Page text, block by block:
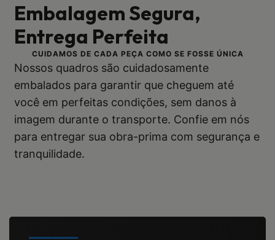
Embalagem Segura,
Entrega Perfeita
CUIDAMOS DE CADA PEÇA COMO SE FOSSE ÚNICA
Nossos quadros são cuidadosamente
embalados para garantir que cheguem até
você em perfeitas condições, sem danos à
imagem durante o transporte. Confie em nós
para entregar sua obra-prima com segurança e
tranquilidade.